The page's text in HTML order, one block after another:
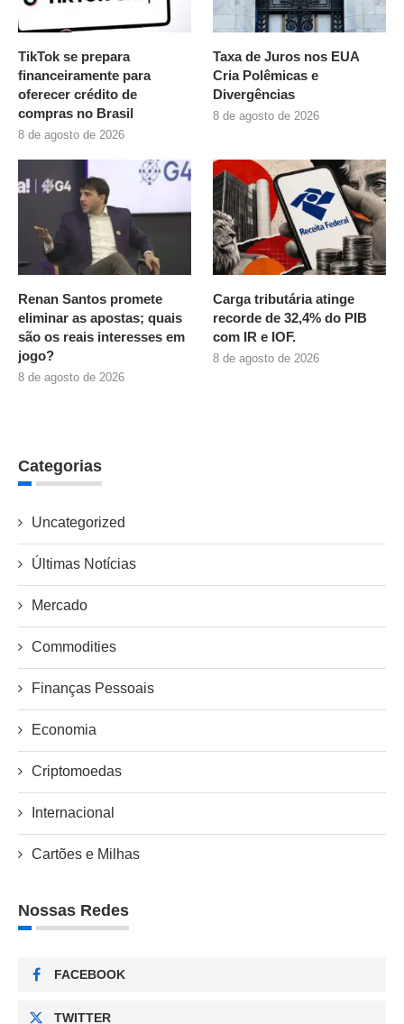
TikTok se prepara
financeiramente para
oferecer crédito de
compras no Brasil
8 de agosto de 2026
Taxa de Juros nos EUA
Cria Polêmicas e
Divergências
8 de agosto de 2026
Renan Santos promete
eliminar as apostas; quais
são os reais interesses em
jogo?
8 de agosto de 2026
Carga tributária atinge
recorde de 32,4% do PIB
com IR e IOF.
8 de agosto de 2026
Categorias
Uncategorized
Últimas Notícias
Mercado
Commodities
Finanças Pessoais
Economia
Criptomoedas
Internacional
Cartões e Milhas
Nossas Redes
FACEBOOK
TWITTER